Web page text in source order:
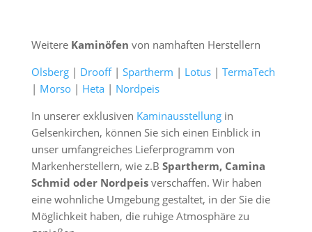
Weitere Kaminöfen von namhaften Herstellern
Olsberg| Drooff| Spartherm | Lotus| TermaTech
| Morso| Heta| Nordpeis
In unserer exklusiven Kaminausstellungin
Gelsenkirchen, können Sie sich einen Einblick in
unser umfangreiches Lieferprogramm von
Markenherstellern, wie z.B Spartherm, Camina
Schmid oder Nordpeisverschaffen. Wir haben
eine wohnliche Umgebung gestaltet, in der Sie die
Möglichkeit haben, die ruhige Atmosphäre zu